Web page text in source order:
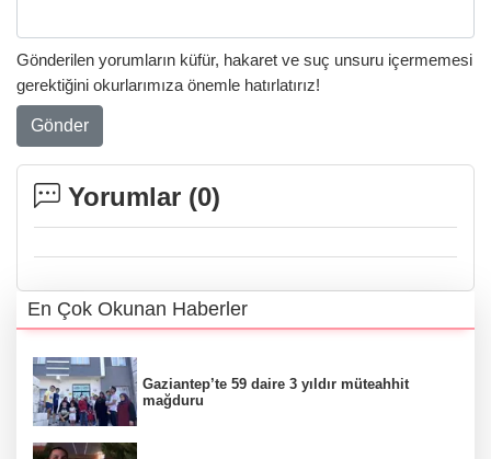
Gönderilen yorumların küfür, hakaret ve suç unsuru içermemesi
gerektiğini okurlarımıza önemle hatırlatırız!
Gönder
Yorumlar (0)
En Çok Okunan Haberler
Gaziantep’te 59 daire 3 yıldır müteahhit
mağduru